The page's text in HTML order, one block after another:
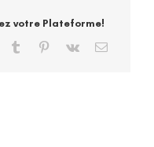
votre Plateforme!
Tumblr Pinterest
Vk Email